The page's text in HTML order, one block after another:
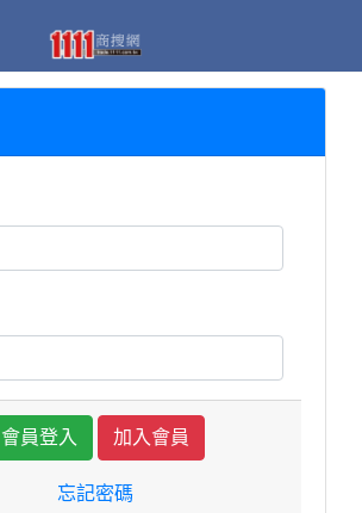
加入會員
忘記密碼